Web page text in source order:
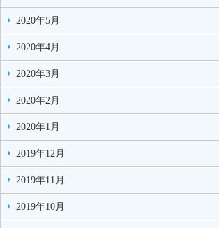
2020年5月
2020年4月
2020年3月
2020年2月
2020年1月
2019年12月
2019年11月
2019年10月